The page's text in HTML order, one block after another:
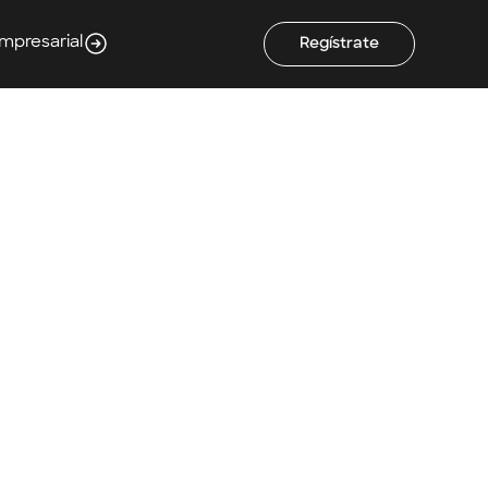
Regístrate